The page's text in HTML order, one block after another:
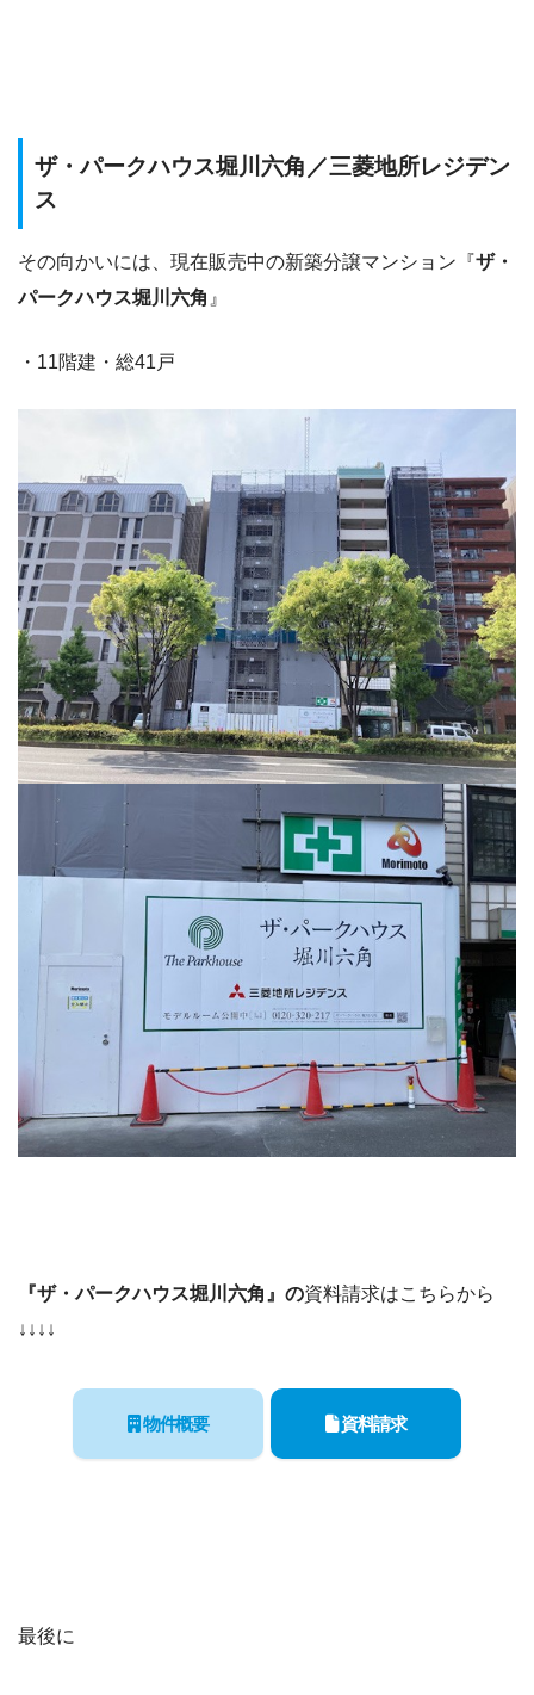
ザ・パークハウス堀川六角 ／三菱地所レジデン
ス
その向かいには、現在販売中の新築分譲マンション『ザ・
パークハウス堀川六角 』
・11階建・総41戸
『ザ・パークハウス堀川六角』の資料請求はこちらから
↓↓↓↓
物件概要 資料請求
最後に